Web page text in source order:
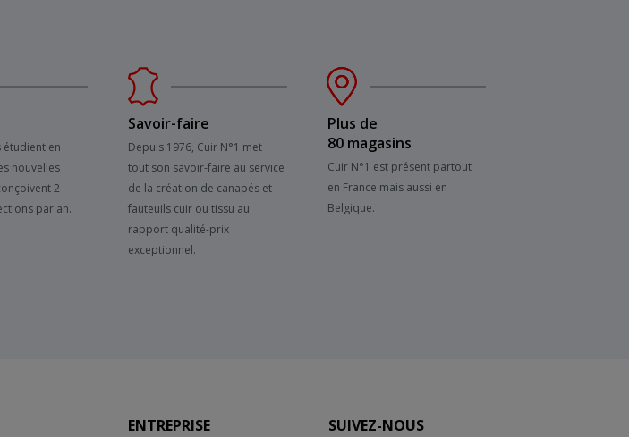
étudient en
nouvelles
2
par an.
Savoir-faire
Depuis 1976, Cuir N°1 met
tout son savoir-faire au service
de la création de canapés et
fauteuils cuir ou tissu au
rapport qualité-prix
exceptionnel.
Plus de
80 magasins
Cuir N°1 est présent partout
en France mais aussi en
Belgique.
ENTREPRISE SUIVEZ-NOUS